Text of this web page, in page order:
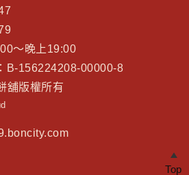
Top
～晚上19:00
B-156224208-00000-8
舖版權所有